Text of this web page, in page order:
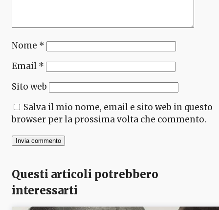
Nome *
Email *
Sito web
Salva il mio nome, email e sito web in questo
browser per la prossima volta che commento.
Questi articoli potrebbero
interessarti